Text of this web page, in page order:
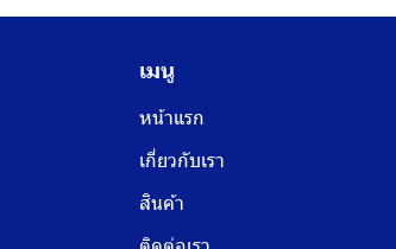
เมนู
หน้าแรก
เกี่ยวกับเรา
สินค้า